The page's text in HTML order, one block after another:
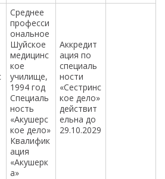
Среднее
професси
ональное
Шуйское
медицинс
кое
училище,
1994 год
Специаль
ность
«Акушерс
кое дело»
Квалифик
ация
«Акушерк
а»
Аккредит
ация по
специаль
ности
«Сестринс
кое дело»
действит
ельна до
29.10.2029